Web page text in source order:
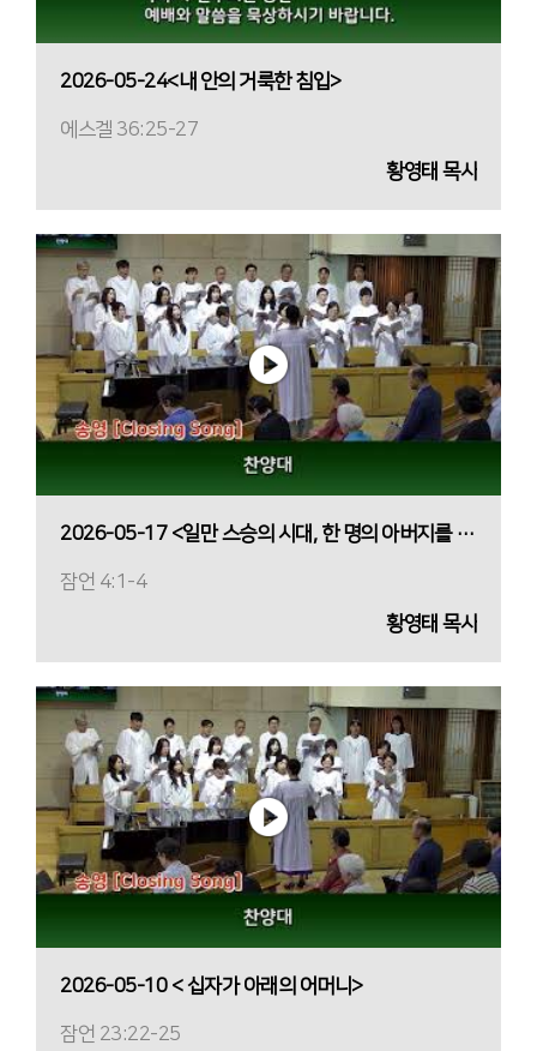
2026-05-24<내 안의 거룩한 침입>
에스겔 36:25-27
황영태 목사
2026-05-17 <일만 스승의 시대, 한 명의 아버지를 찾아서>
잠언 4:1-4
황영태 목사
2026-05-10 < 십자가 아래의 어머니>
잠언 23:22-25